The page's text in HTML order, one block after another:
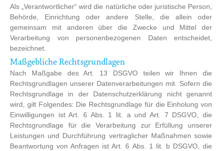
Als „Verantwortlicher“ wird die natürliche oder juristische Person,
Behörde, Einrichtung oder andere Stelle, die allein oder
gemeinsam mit anderen über die Zwecke und Mittel der
Verarbeitung von personenbezogenen Daten entscheidet,
bezeichnet.
Maßgebliche Rechtsgrundlagen
Nach Maßgabe des Art. 13 DSGVO teilen wir Ihnen die
Rechtsgrundlagen unserer Datenverarbeitungen mit. Sofern die
Rechtsgrundlage in der Datenschutzerklärung nicht genannt
wird, gilt Folgendes: Die Rechtsgrundlage für die Einholung von
Einwilligungen ist Art. 6 Abs. 1 lit. a und Art. 7 DSGVO, die
Rechtsgrundlage für die Verarbeitung zur Erfüllung unserer
Leistungen und Durchführung vertraglicher Maßnahmen sowie
Beantwortung von Anfragen ist Art. 6 Abs. 1 lit. b DSGVO, die